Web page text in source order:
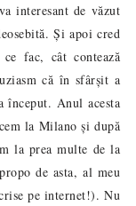
interesant de văzut
Și apoi cred
ce fac, cât contează
că în sfârșit a
început. Anul acesta
la Milano și după
la prea multe de la
de asta, al meu
pe internet!). Nu